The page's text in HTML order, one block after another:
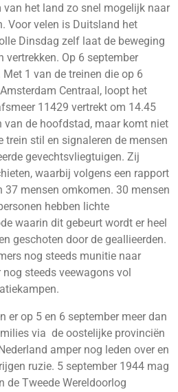
van het land zo snel mogelijk naar
Voor velen is Duitsland het
Dinsdag zelf laat de beweging
Op 6 september
1 van de treinen die op 6
Centraal, loopt het
11429 vertrekt om 14.45
de hoofdstad, maar komt niet
trein stil en signaleren de mensen
gevechtsvliegtuigen. Zij
waarbij volgens een rapport
37 mensen omkomen. 30 mensen
hebben lichte
waarin dit gebeurt wordt er heel
geschoten door de geallieerden.
nog steeds munitie naar
steeds veewagons vol
er op 5 en 6 september meer dan
via de oostelijke provinciën
amper nog leden over en
ruzie. 5 september 1944 mag
de Tweede Wereldoorlog